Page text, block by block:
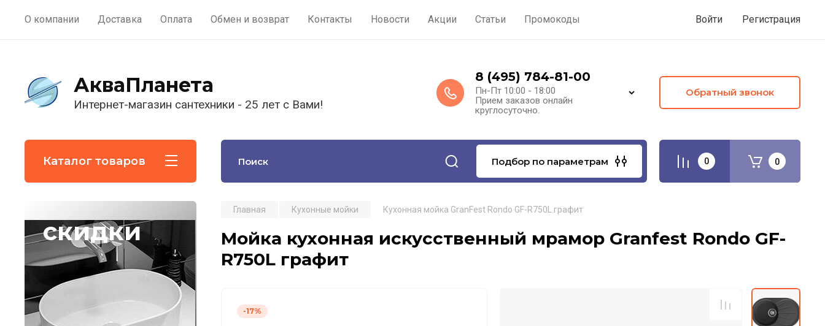
О компании Доставка Оплата Обмен и возврат Контакты Новости Акции Статьи Промокоды Войти Регистрация
АкваПланета
Интернет-магазин сантехники - 25 лет с Вами!
8 (495) 784-81-00
Пн-Пт 10:00 - 18:00
Прием заказов онлайн
круглосуточно.
Обратный звонок
Каталог товаров Подбор по параметрам 0 0
скидки
Главная Кухонные мойки Кухонная мойка GranFest Rondo GF-R750L графит
Мойка кухонная искусственный мрамор Granfest Rondo GF-
R750L графит
-17%